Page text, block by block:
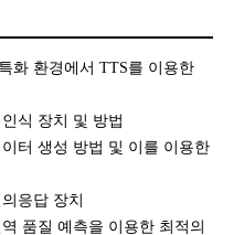
화 환경에서 TTS를 이용한
식 장치 및 방법
이터 생성 방법 및 이를 이용한
응답 장치
품질 예측을 이용한 최적의